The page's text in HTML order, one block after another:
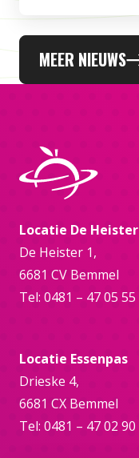
MEER NIEUWS
Locatie De Heister
De Heister 1,
6681 CV Bemmel
Tel: 0481 – 47 05 55
Locatie Essenpas
Drieske 4,
6681 CX Bemmel
Tel: 0481 – 47 02 90